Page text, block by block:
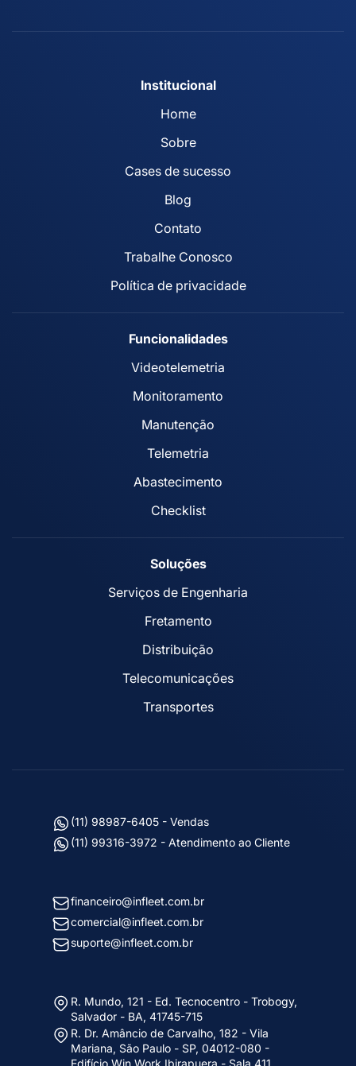
Institucional
Home
Sobre
Cases de sucesso
Blog
Contato
Trabalhe Conosco
Política de privacidade
Funcionalidades
Videotelemetria
Monitoramento
Manutenção
Telemetria
Abastecimento
Checklist
Soluções
Serviços de Engenharia
Fretamento
Distribuição
Telecomunicações
Transportes
(11) 98987-6405 - Vendas
(11) 99316-3972 - Atendimento ao Cliente
financeiro@infleet.com.br
comercial@infleet.com.br
suporte@infleet.com.br
R. Mundo, 121 - Ed. Tecnocentro - Trobogy,
Salvador - BA, 41745-715
R. Dr. Amâncio de Carvalho, 182 - Vila
Mariana, São Paulo - SP, 04012-080 -
Edifício Win Work Ibirapuera - Sala 411